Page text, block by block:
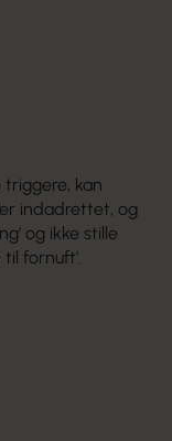
kan
indadrettet, og
og ikke stille
fornuft’.